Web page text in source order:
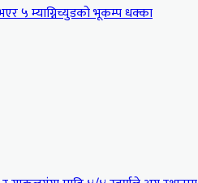
५ म्याग्निच्युडको भूकम्प धक्का